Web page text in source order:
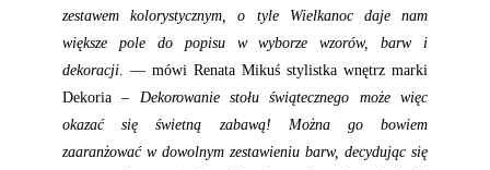
zestawem kolorystycznym, o tyle Wielkanoc daje nam
większe pole do popisu w wyborze wzorów, barw i
dekoracji. — mówi Renata Mikuś stylistka wnętrz marki
Dekoria – Dekorowanie stołu świątecznego może więc
okazać się świetną zabawą! Można go bowiem
zaaranżować w dowolnym zestawieniu barw, decydując się